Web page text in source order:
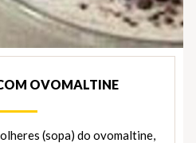
OVOMALTINE
(sopa) do ovomaltine,